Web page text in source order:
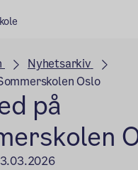
Nyhetsarkiv
Oslo
på